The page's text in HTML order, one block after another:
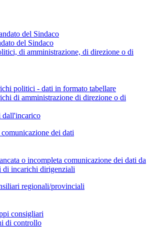
del Sindaco
del Sindaco
di amministrazione, di direzione o di
politici - dati in formato tabellare
di amministrazione di direzione o di
dall'incarico
dei dati
o incompleta comunicazione dei dati da
di incarichi dirigenziali
regionali/provinciali
consigliari
di controllo